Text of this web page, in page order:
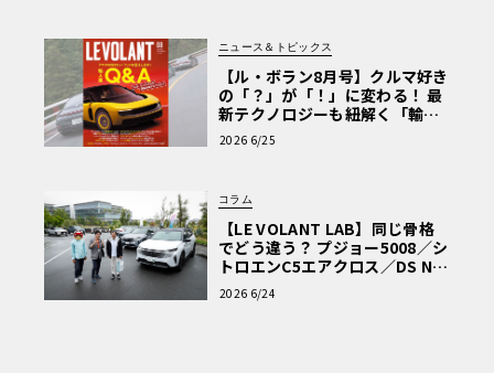
ニュース＆トピックス
【ル・ボラン8月号】クルマ好き
の「？」が「！」に変わる！ 最
新テクノロジーも紐解く「輸入
車Q&A」
2026 6/25
コラム
【LE VOLANT LAB】同じ骨格
でどう違う？ プジョー5008／シ
トロエンC5エアクロス／DS Nº4
読者一気乗りレポート
2026 6/24